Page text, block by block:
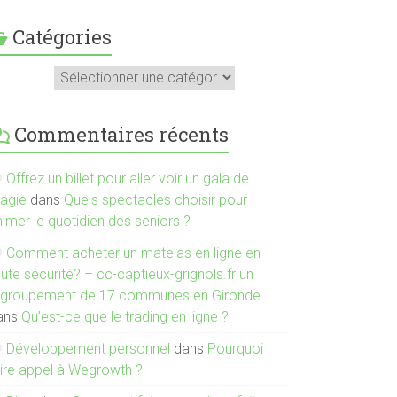
Catégories
Commentaires récents
Offrez un billet pour aller voir un gala de
dans Quels spectacles choisir pour
le quotidien des seniors ?
Comment acheter un matelas en ligne en
sécurité? – cc-captieux-grignols.fr un
de 17 communes en Gironde
Qu’est-ce que le trading en ligne ?
Développement personnel dans Pourquoi
appel à Wegrowth ?